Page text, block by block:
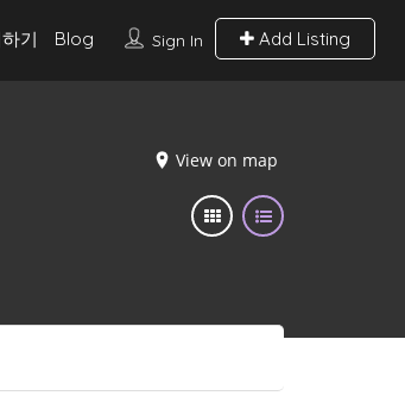
Sign In Add Listing
기 Blog
View on map